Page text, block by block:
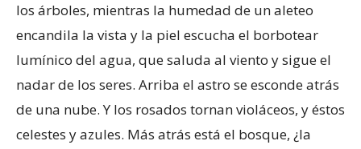
los árboles, mientras la humedad de un aleteo
encandila la vista y la piel escucha el borbotear
lumínico del agua, que saluda al viento y sigue el
nadar de los seres. Arriba el astro se esconde atrás
de una nube. Y los rosados tornan violáceos, y éstos
celestes y azules. Más atrás está el bosque, ¿la